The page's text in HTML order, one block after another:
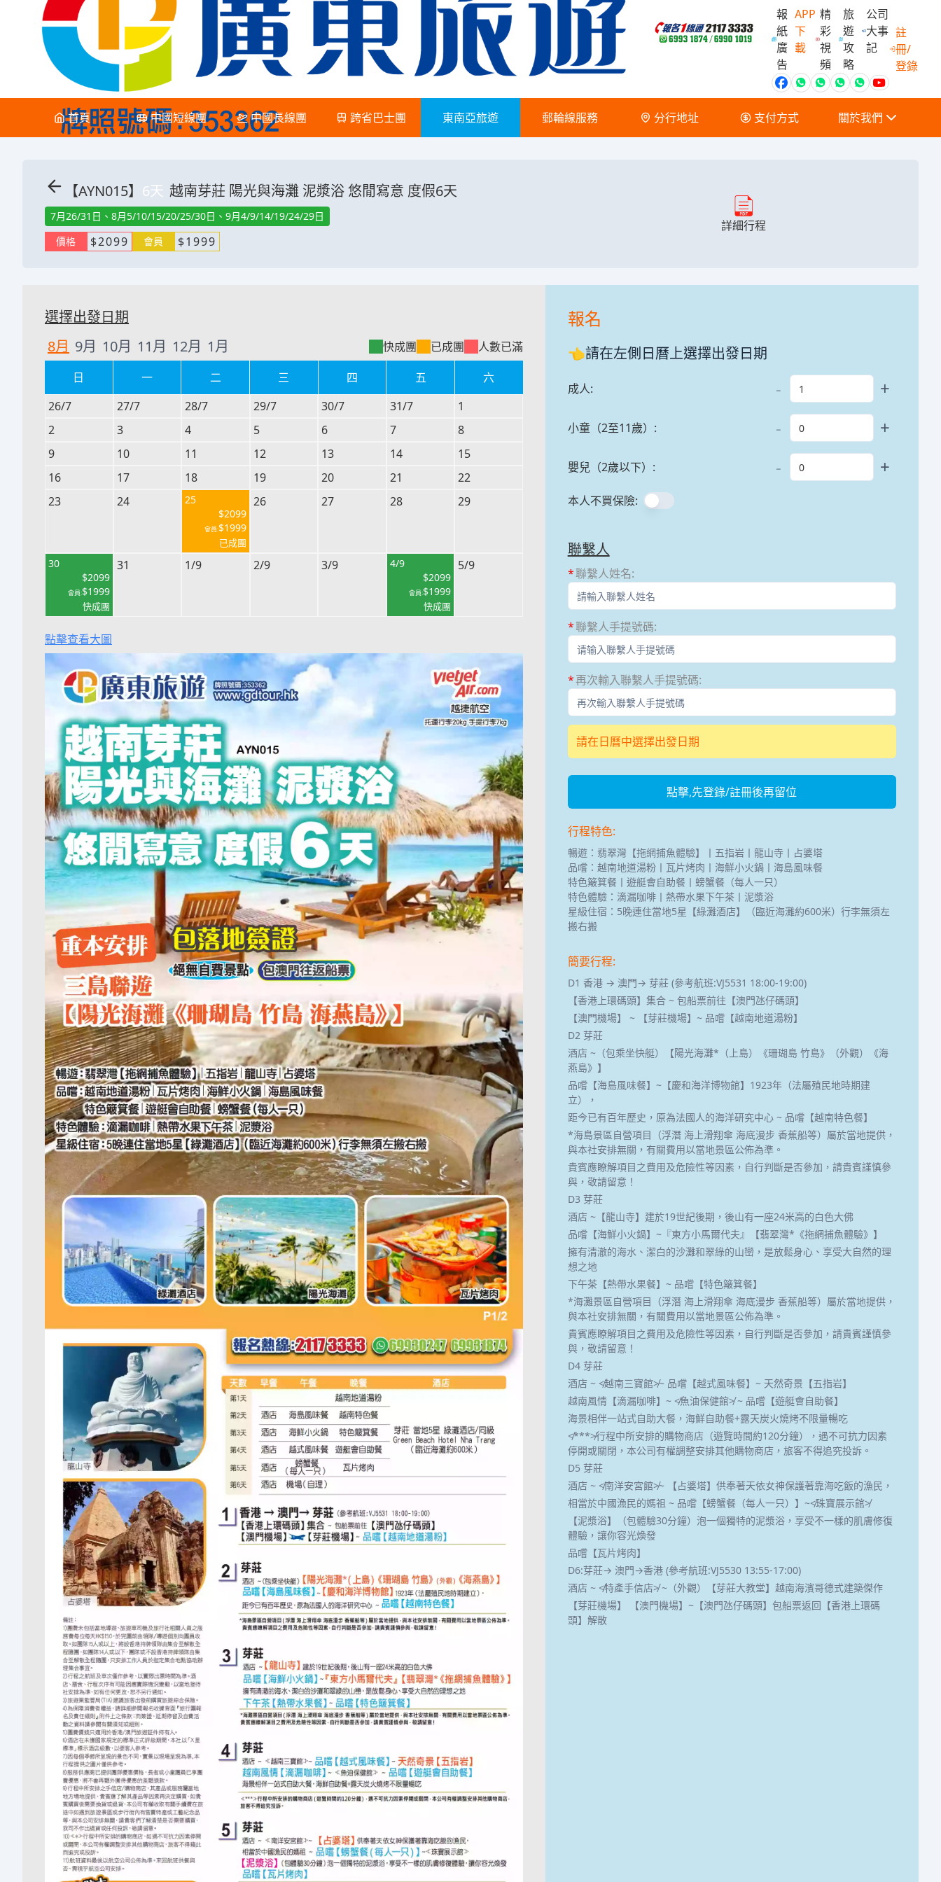
報
紙
廣
告
APP
下
載
精
彩
視
頻
旅
遊
攻
略
公司
大事
記
會員獨家
註
冊/
登錄
首頁 中國短線團 中國長線團 跨省巴士團 東南亞旅遊 郵輪線服務 分行地址 支付方式 關於我們
【AYN015】 6天 越南芽莊 陽光與海灘 泥漿浴 悠閒寫意 度假6天
7月26/31日、8月5/10/15/20/25/30日、9月4/9/14/19/24/29日
價格
$2099 會員 $1999
詳細行程
選擇出發日期
8月 9月 10月 11月 12月 1月 快成團 已成團
人數已滿
日
一 二 三 四 五
六
26/7
27/7 28/7 29/7 30/7 31/7
1
2
3 4 5 6 7
8
9
10 11 12 13 14
15
16
17 18 19 20 21
22
23
24
25
$2099
會員:$1999
已成團
26 27 28 29
30
$2099
會員:$1999
快成團
31 1/9 2/9 3/9
4/9
$2099
會員:$1999
快成團
5/9
點擊查看大圖
報名
👈請在左側日曆上選擇出發日期
成人: - +
小童（2至11歲） : - +
嬰兒（2歲以下） : - +
本人不買保險:
聯繫人
聯繫人姓名:
聯繫人手提號碼:
再次輸入聯繫人手提號碼:
請在日曆中選擇出發日期
點擊,先登錄/註冊後再留位
行程特色:
暢遊：翡翠灣【拖網捕魚體驗】丨五指岩丨龍山寺丨占婆塔
品嚐：越南地道湯粉丨瓦片烤肉丨海鮮小火鍋丨海島風味餐
特色簸箕餐丨遊艇會自助餐丨螃蟹餐（每人一只）
特色體驗：滴漏咖啡丨熱帶水果下午茶丨泥漿浴
星級住宿：5晚連住當地5星【綠灘酒店】（臨近海灘約600米）行李無須左
搬右搬
簡要行程:
D1 香港 → 澳門→ 芽莊 (參考航班:VJ5531 18:00-19:00)
【香港上環碼頭】集合 ~ 包船票前往【澳門氹仔碼頭】
【澳門機場】 ~ 【芽莊機場】~ 品嚐【越南地道湯粉】
D2 芽莊
酒店 ~（包乘坐快艇）【陽光海灘*（上島）《珊瑚島 竹島》（外觀）《海
燕島》】
品嚐【海島風味餐】~【慶和海洋博物館】1923年（法屬殖民地時期建
立），
距今已有百年歷史，原為法國人的海洋研究中心 ~ 品嚐【越南特色餐】
*海島景區自營項目（浮潛 海上滑翔傘 海底漫步 香蕉船等）屬於當地提供，
與本社安排無關，有關費用以當地景區公佈為準。
貴賓應瞭解項目之費用及危險性等因素，自行判斷是否參加，請貴賓謹慎參
與，敬請留意！
D3 芽莊
酒店 ~【龍山寺】建於19世紀後期，後山有一座24米高的白色大佛
品嚐【海鮮小火鍋】~『東方小馬爾代夫』【翡翠灣*《拖網捕魚體驗》】
擁有清澈的海水、潔白的沙灘和翠綠的山巒，是放鬆身心、享受大自然的理
想之地
下午茶【熱帶水果餐】~ 品嚐【特色簸箕餐】
*海灘景區自營項目（浮潛 海上滑翔傘 海底漫步 香蕉船等）屬於當地提供，
與本社安排無關，有關費用以當地景區公佈為準。
貴賓應瞭解項目之費用及危險性等因素，自行判斷是否參加，請貴賓謹慎參
與，敬請留意！
D4 芽莊
酒店 ~ ≮越南三寶館≯~ 品嚐【越式風味餐】~ 天然奇景【五指岩】
越南風情【滴漏咖啡】~ ≮魚油保健館≯ ~ 品嚐【遊艇會自助餐】
海景相伴一站式自助大餐，海鮮自助餐+露天炭火燒烤不限量暢吃
≮***≯行程中所安排的購物商店（遊覽時間約120分鐘），遇不可抗力因素
停開或關閉，本公司有權調整安排其他購物商店，旅客不得追究投訴。
D5 芽莊
酒店 ~ ≮南洋安宮館≯~ 【占婆塔】供奉著天依女神保護著靠海吃飯的漁民，
相當於中國漁民的媽祖 ~ 品嚐【螃蟹餐（每人一只）】~≮珠寶展示館≯
【泥漿浴】（包體驗30分鐘）泡一個獨特的泥漿浴，享受不一樣的肌膚修復
體驗，讓你容光煥發
品嚐【瓦片烤肉】
D6:芽莊→ 澳門→香港 (參考航班:VJ5530 13:55-17:00)
酒店 ~ ≮特產手信店≯ ~（外觀）【芽莊大教堂】越南海濱哥德式建築傑作
【芽莊機場】 【澳門機場】~【澳門氹仔碼頭】包船票返回【香港上環碼
頭】解散